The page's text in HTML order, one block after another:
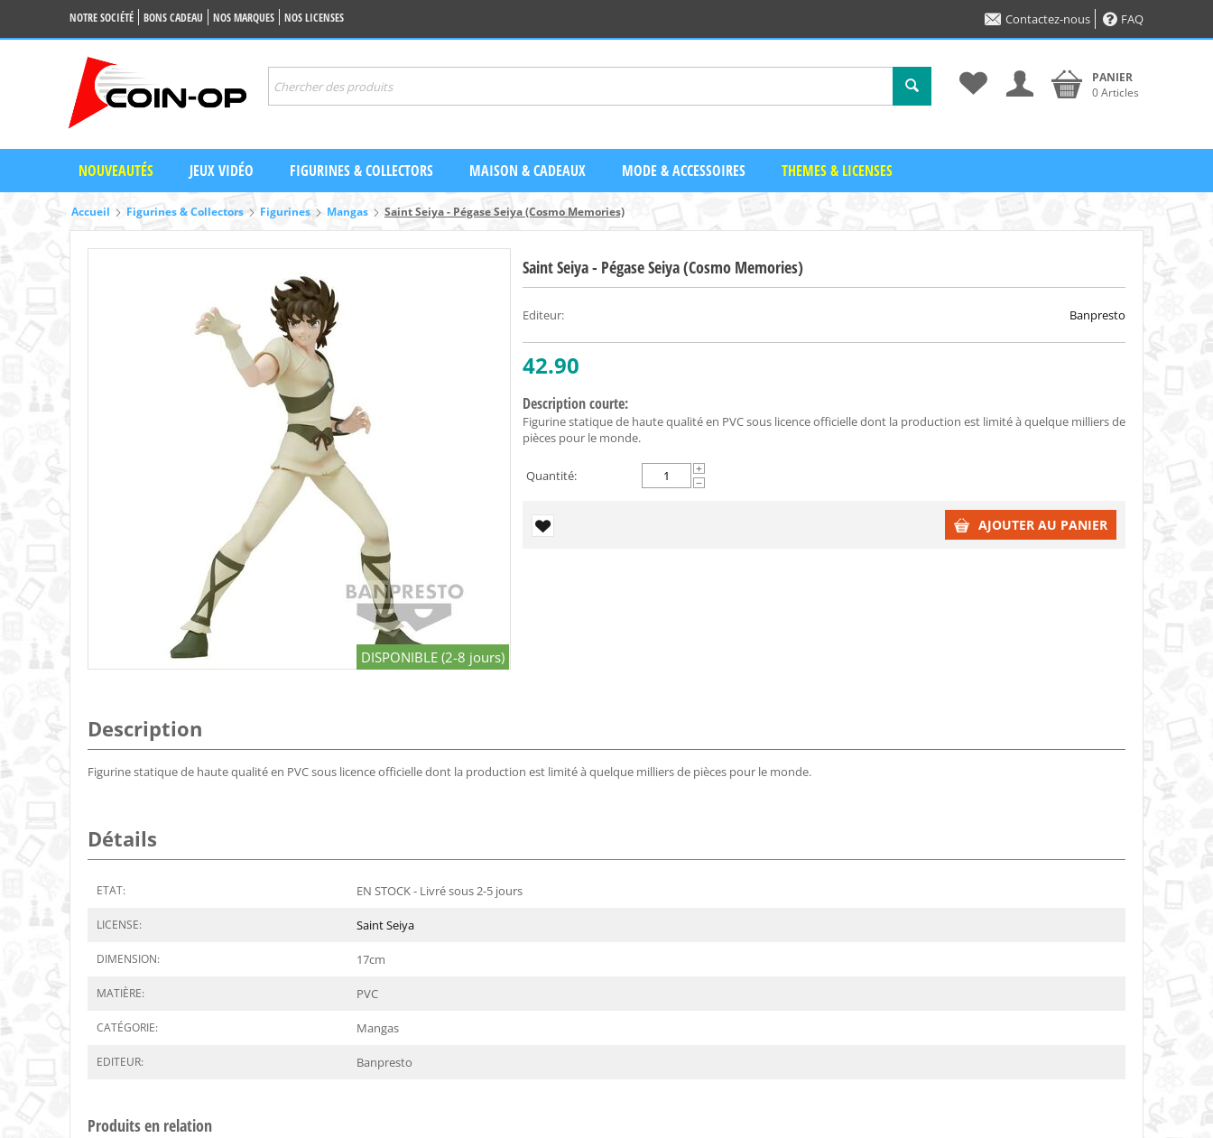
NOTRE SOCIÉTÉ BONS CADEAU NOS MARQUES NOS LICENSES Contactez-nous FAQ
PANIER
0 Articles
NOUVEAUTÉS JEUX VIDÉO FIGURINES & COLLECTORS MAISON & CADEAUX MODE & ACCESSOIRES THEMES & LICENSES
Accueil Figurines & Collectors Figurines Mangas Saint Seiya - Pégase Seiya (Cosmo Memories)
DISPONIBLE (2-8 jours)
Saint Seiya - Pégase Seiya (Cosmo Memories)
Editeur: Banpresto
42.90
Description courte:
Figurine statique de haute qualité en PVC sous licence officielle dont la production est limité à quelque milliers de
pièces pour le monde.
Quantité:
+
−
AJOUTER AU PANIER
Description
Figurine statique de haute qualité en PVC sous licence officielle dont la production est limité à quelque milliers de pièces pour le monde.
Détails
ETAT: EN STOCK - Livré sous 2-5 jours
LICENSE: Saint Seiya
DIMENSION: 17cm
MATIÈRE: PVC
CATÉGORIE: Mangas
EDITEUR: Banpresto
Produits en relation